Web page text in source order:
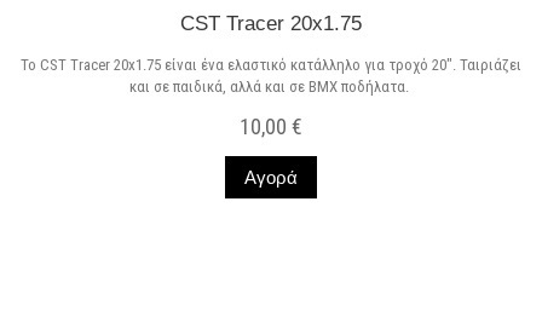
CST Tracer 20x1.75
Το CST Tracer 20x1.75 είναι ένα ελαστικό κατάλληλο για τροχό 20". Ταιριάζει
και σε παιδικά, αλλά και σε BMX ποδήλατα.
10,00 €
Αγορά